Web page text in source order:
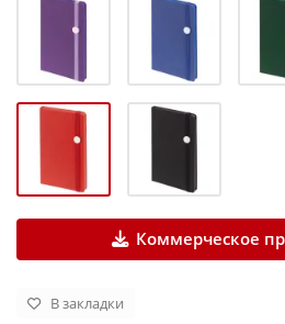
Коммерческое
В закладки